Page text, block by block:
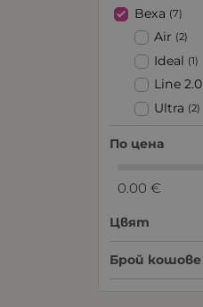
Bexa (7)
Air (2)
Ideal (1)
Line 2.0
Ultra (2)
По цена
0.00 €
Цвят
Брой кошове